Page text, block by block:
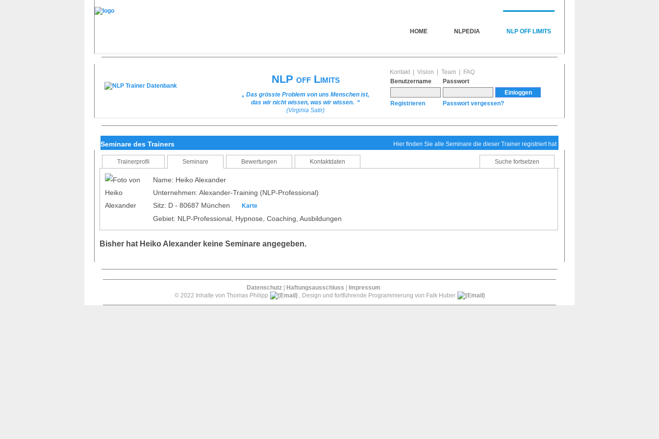
HOME NLPEDIA NLP OFF LIMITS
NLP off Limits
„ Das grösste Problem von uns Menschen ist,
das wir nicht wissen, was wir wissen. “
(Virginia Satir)
Kontakt Vision Team
FAQ
Benutzername
Passwort
Registrieren Passwort vergessen?
Seminare des Trainers Hier finden Sie alle Seminare die dieser Trainer registriert hat
Trainerprofil Seminare Bewertungen Kontaktdaten Suche fortsetzen
Name: Heiko Alexander
Unternehmen: Alexander-Training (NLP-Professional)
Sitz: D - 80687 München
Karte
Gebiet: NLP-Professional, Hypnose, Coaching, Ausbildungen
Bisher hat Heiko Alexander keine Seminare angegeben.
Datenschutz| Haftungsausschluss | Impressum
© 2022 Inhalte von Thomas Philipp
, Design und fortführende Programmierung von Falk Huber